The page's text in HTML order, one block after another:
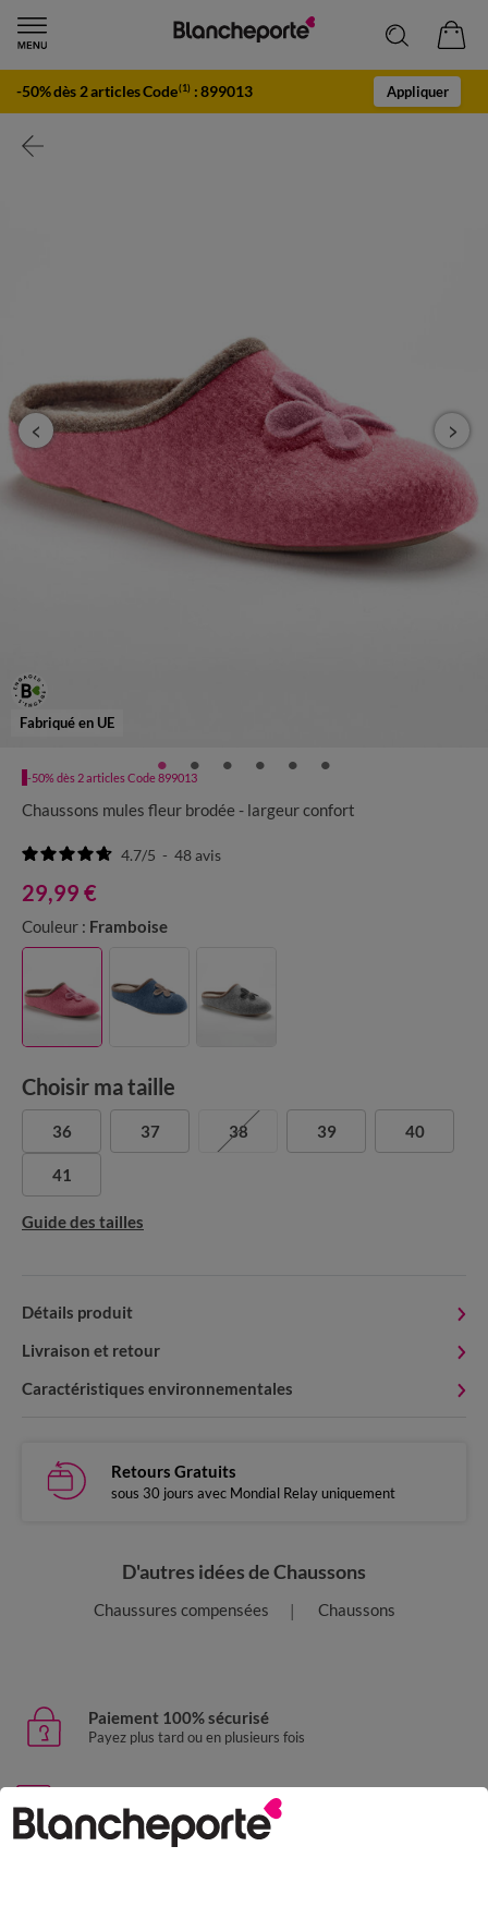
-50% dès 2 articles Code(1) :899013 Appliquer
Fabriqué en UE
-50% dès 2 articles Code 899013
Chaussons mules fleur brodée - largeur confort
4.7/5 - 48avis
29,99 €
Couleur : Framboise
Choisir ma taille
36 37 38 39 40
41
Guide des tailles
Détails produit
Livraison et retour
Caractéristiques environnementales
Retours Gratuits
sous 30 jours avec Mondial Relay uniquement
D'autres idées de Chaussons
Chaussures compensées Chaussons
Paiement 100% sécurisé
Payez plus tard ou en plusieurs fois
domicile, relais, consignes automatiques